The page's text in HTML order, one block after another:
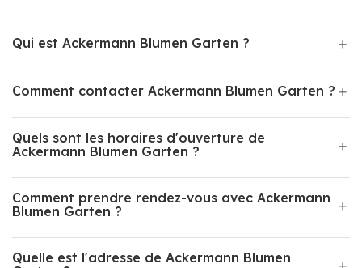
Qui est Ackermann Blumen Garten ?
Comment contacter Ackermann Blumen Garten ?
Quels sont les horaires d'ouverture de
Ackermann Blumen Garten ?
Comment prendre rendez-vous avec Ackermann
Blumen Garten ?
Quelle est l'adresse de Ackermann Blumen